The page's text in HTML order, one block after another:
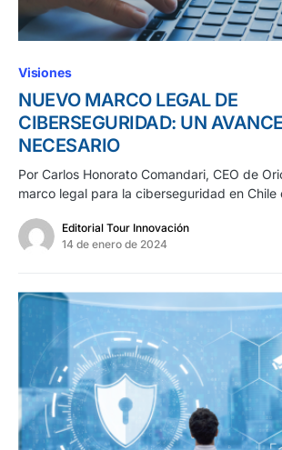
Visiones
NUEVO MARCO LEGAL DE
CIBERSEGURIDAD: UN
NECESARIO
Por Carlos Honorato Comandari, CEO de
marco legal para la ciberseguridad en
Editorial Tour Innovación
14 de enero de 2024